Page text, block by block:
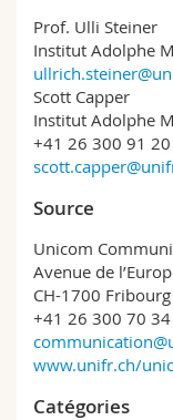
Prof. Ulli Steiner
Institut Adolphe
Scott Capper
Institut Adolphe
+41 26 300 91 20
Source
Unicom
Avenue de
CH-1700 Fribourg
+41 26 300 70 34
www.unifr.ch/
Catégories